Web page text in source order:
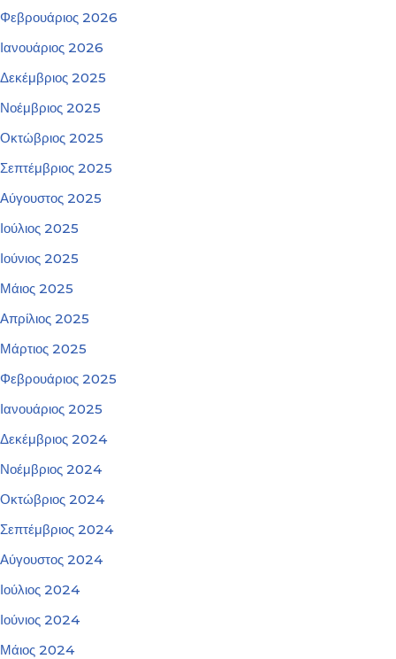
Φεβρουάριος 2026
Ιανουάριος 2026
Δεκέμβριος 2025
Νοέμβριος 2025
Οκτώβριος 2025
Σεπτέμβριος 2025
Αύγουστος 2025
Ιούλιος 2025
Ιούνιος 2025
Μάιος 2025
Απρίλιος 2025
Μάρτιος 2025
Φεβρουάριος 2025
Ιανουάριος 2025
Δεκέμβριος 2024
Νοέμβριος 2024
Οκτώβριος 2024
Σεπτέμβριος 2024
Αύγουστος 2024
Ιούλιος 2024
Ιούνιος 2024
Μάιος 2024